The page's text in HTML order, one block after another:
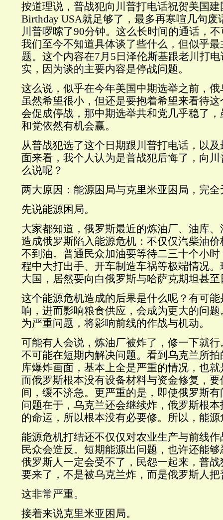
按道理说，普战犯向川普打电话祝贺美国建
Birthday USA就足够了，最多再寒喧几句废
川普啰嗦了90分钟。这么长时间的通话，
我们至今不知道具体谈了些什么，但似乎
题。这个内容在7月5日泽伦斯基跟老川打
实，因为谈的主要内容是停战问题。
这么说，似乎在今年美国中期选举之前，
虽然希望很小，但还是要抱着希望来看待
会促成停战，那中期选举共和党几乎稳了
和党依然有机会赢。
从普战犯选了这个日期跟川普打电话，以
面来看，我个人认为是普战犯后悔了，向
么说呢？
两大原因：能源困局与克里米亚困局，完全
先说能源困局。
大家都知道，俄罗斯最近的炼油厂、油库
造成俄罗斯陷入能源危机：不仅仅汽柴油
不到油。普通民众加油要等待二三十个小
程中大打出手、开车制造车祸等极端情况
大国，居然要向白俄罗斯与哈萨克期坦甚
这个能源危机造成的后果是什么呢？有可
响，进而影响粮食供应，会成为更大的问
为严重问题，将影响前线的作战与机动。
可能有人会说，炼油厂被炸了，修一下就
不可能在短期内解决问题。看到乌克兰所
库爆炸画面，基本上全是严重的情况，也
而俄罗斯根本没有设备材料与资金修复，
间，缓不济急。更严重的是，即使俄罗斯
问题在于，乌克兰还会继续炸，俄罗斯根
的命运，所以根本没有必要修。所以，能
能源危机打结还不仅仅对农业生产与前线
民众会造反。短期能源出问题，也许还能
俄罗斯人一定会受不了，民怨一起来，普
要来了，不是被乌克兰炸，而是俄罗斯人
这非常严重。
接着来说克里米亚困局。